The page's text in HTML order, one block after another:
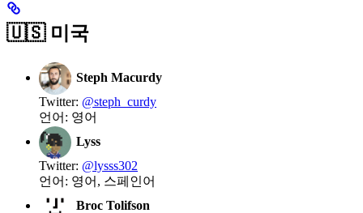
🇺🇸 미국
Steph Macurdy
Twitter: @steph_curdy
언어: 영어
Lyss
Twitter: @lysss302
언어: 영어, 스페인어
Broc Tolifson